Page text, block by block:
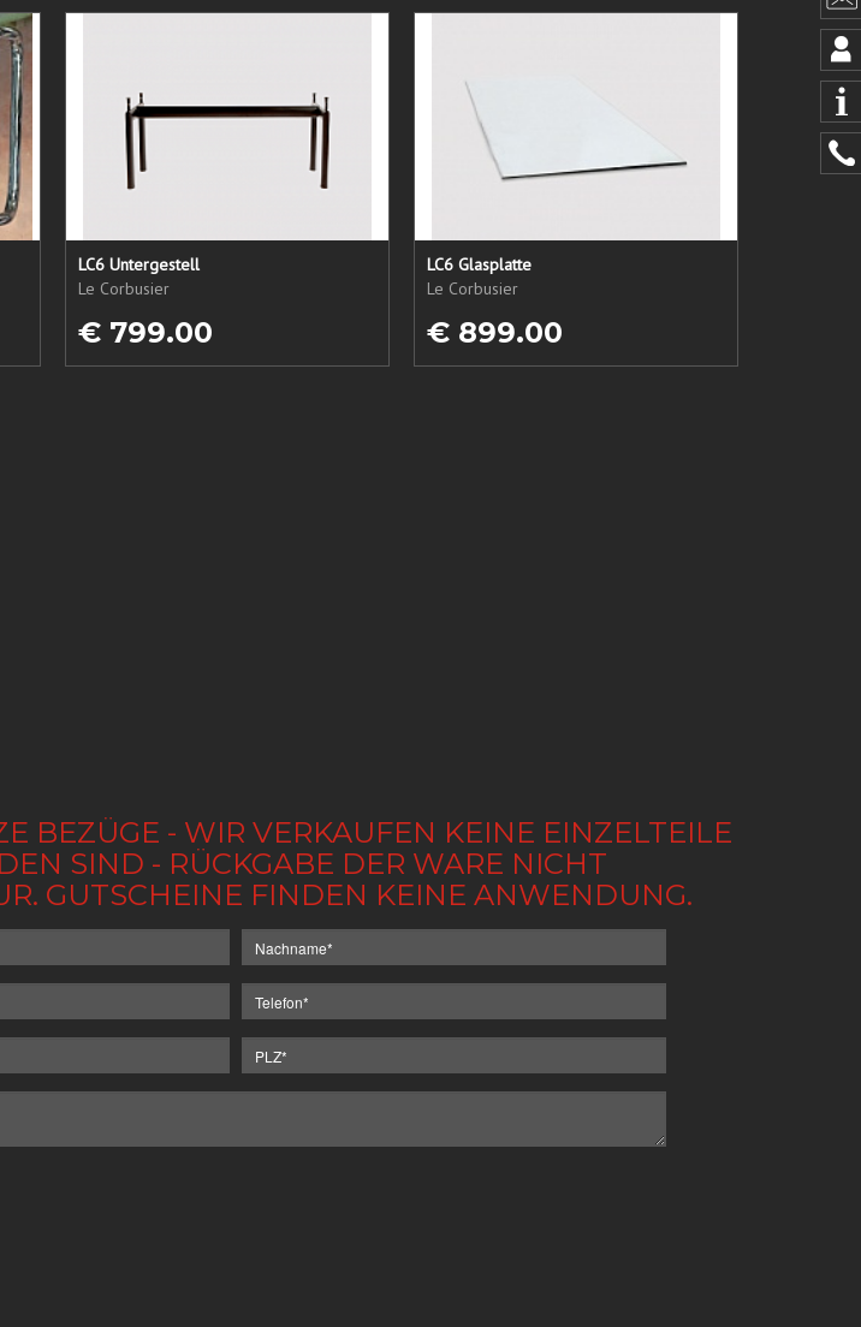
LC6 Untergestell
Le Corbusier
€ 799.00
LC6 Glasplatte
Le Corbusier
€ 899.00
BEZÜGE - WIR VERKAUFEN KEINE EINZELTEILE
SIND - RÜCKGABE DER WARE NICHT
GUTSCHEINE FINDEN KEINE ANWENDUNG.